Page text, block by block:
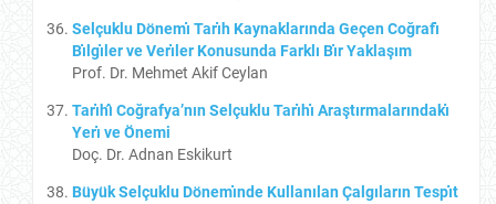
Selçuklu Dönemı̇ Tarı̇h Kaynaklarında Geçen Coğrafı̇
Bı̇lgı̇ler ve Verı̇ler Konusunda Farklı Bı̇r Yaklaşım
Prof. Dr. Mehmet Akif Ceylan
Tarı̇hı̂ Coğrafya’nın Selçuklu Tarı̇hı̇ Araştırmalarındakı̇
Yerı̇ ve Önemi
Doç. Dr. Adnan Eskikurt
Büyük Selçuklu Dönemı̇nde Kullanılan Çalgıların Tespı̇t